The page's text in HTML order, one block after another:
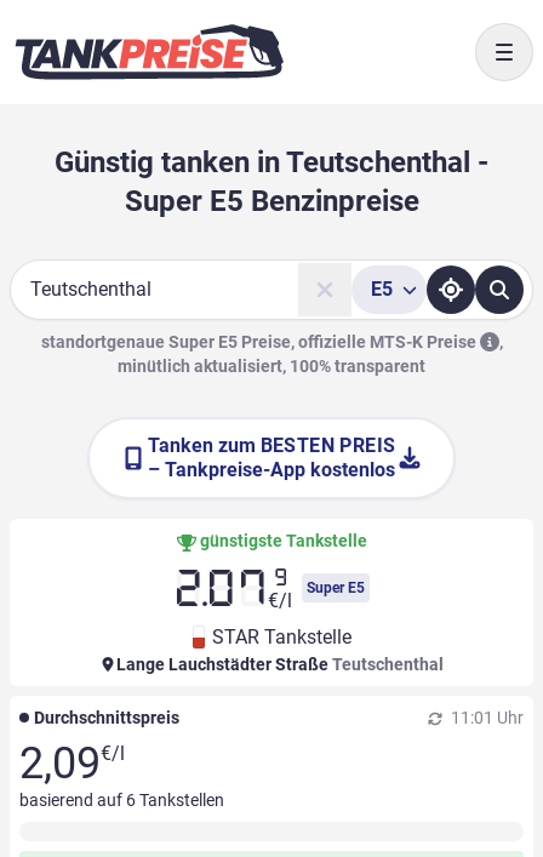
Günstig tanken in Teutschenthal -
Super E5 Benzinpreise
Suche
E5
standortgenaue Super E5 Preise, offizielle MTS-K Preise
,
minütlich aktualisiert, 100% transparent
Tanken zum BESTEN PREIS
– Tankpreise-App kostenlos
günstigste Tankstelle
2.07 9
€/l
Super E5
STAR Tankstelle
Lange Lauchstädter StraßeTeutschenthal
Durchschnittspreis 11:01 Uhr
2,09€/l
basierend auf 6Tankstellen